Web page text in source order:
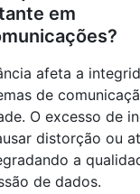
em
afeta a
de
O excesso de
distorção ou
a
de dados.